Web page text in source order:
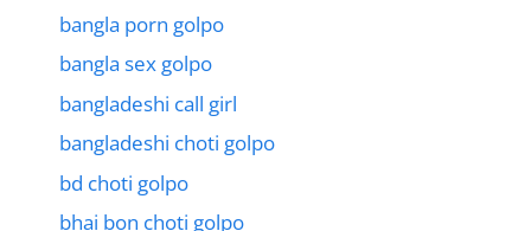
bangla porn golpo
bangla sex golpo
bangladeshi call girl
bangladeshi choti golpo
bd choti golpo
bhai bon choti golpo